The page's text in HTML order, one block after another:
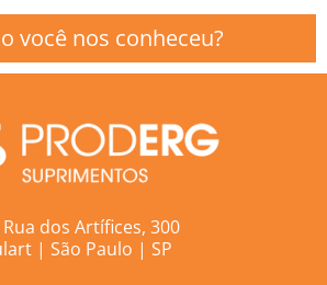
você nos conheceu?
Rua dos Artífices, 300
| São Paulo | SP